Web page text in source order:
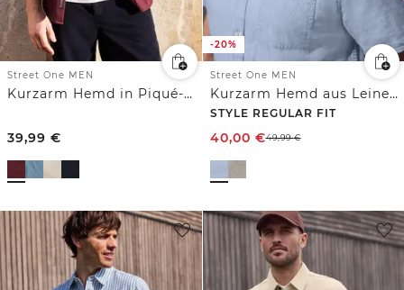
Street One MEN
Kurzarm Hemd in Piqué-Qualität
39,99 €
-20%
Street One MEN
Kurzarm Hemd aus Leinenmix
STYLE REGULAR FIT
40,00 €49,99€